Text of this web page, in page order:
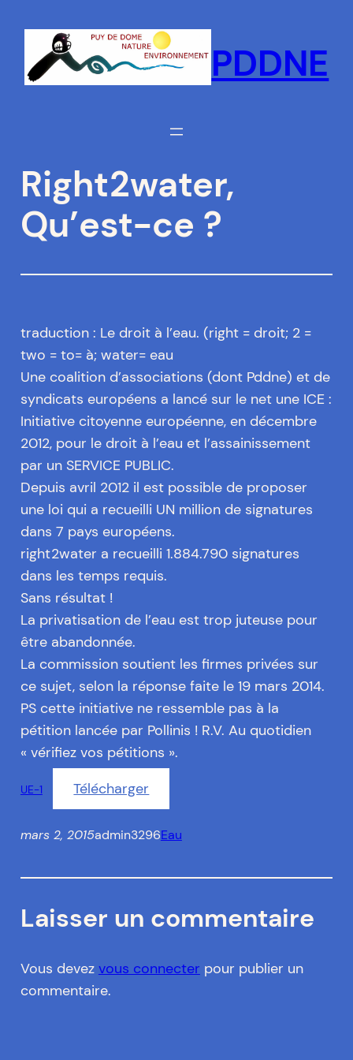
contenu
PDDNE
Right2water,
Qu’est-ce ?
traduction : Le droit à l’eau. (right = droit; 2 =
two = to= à; water= eau
Une coalition d’associations (dont Pddne) et de
syndicats européens a lancé sur le net une ICE :
Initiative citoyenne européenne, en décembre
2012, pour le droit à l’eau et l’assainissement
par un SERVICE PUBLIC.
Depuis avril 2012 il est possible de proposer
une loi qui a recueilli UN million de signatures
dans 7 pays européens.
right2water a recueilli 1.884.790 signatures
dans les temps requis.
Sans résultat !
La privatisation de l’eau est trop juteuse pour
être abandonnée.
La commission soutient les firmes privées sur
ce sujet, selon la réponse faite le 19 mars 2014.
PS cette initiative ne ressemble pas à la
pétition lancée par Pollinis ! R.V. Au quotidien
« vérifiez vos pétitions ».
UE-1 Télécharger
mars 2, 2015admin3296Eau
Laisser un commentaire
Vous devez vous connecter pour publier un
commentaire.